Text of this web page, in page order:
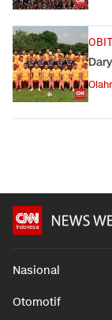
Nasional
Otomotif